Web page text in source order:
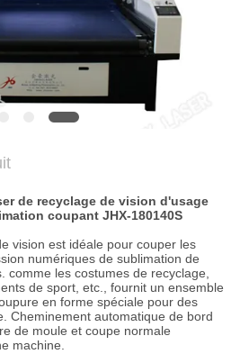
de recyclage de vision d'usage
coupant JHX-180140S
vision est idéale pour couper les
numériques de sublimation de
comme les costumes de recyclage,
de sport, etc., fournit un ensemble
en forme spéciale pour des
Cheminement automatique de bord
de moule et coupe normale
machine.